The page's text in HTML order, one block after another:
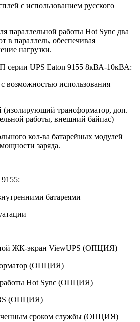
с использованием русского
параллельной работы Hot Sync два
в параллель, обеспечивая
нагрузки.
серии UPS Eaton 9155 8кВА-10кВА:
возможностью использования
трансформатор, доп.
работы, внешний байпас)
кол-ва батарейных модулей
заряда.
9155:
батареями
ЖК-экран ViewUPS (ОПЦИЯ)
(ОПЦИЯ)
работы Hot Sync (ОПЦИЯ)
(ОПЦИЯ)
сроком службы (ОПЦИЯ)